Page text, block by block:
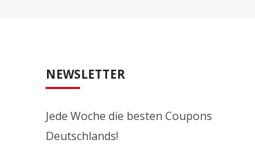
NEWSLETTER
Jede Woche die besten Coupons
Deutschlands!